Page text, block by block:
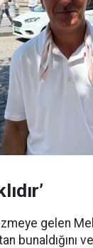
gelen
bunaldığını